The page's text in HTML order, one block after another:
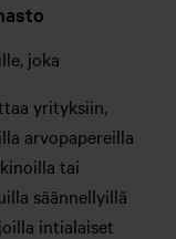
joka
yrityksiin,
arvopapereilla
tai
säännellyillä
intialaiset